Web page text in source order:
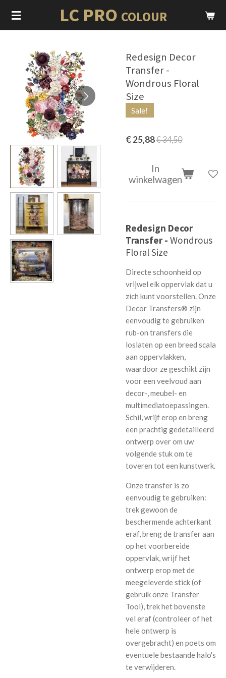
Ga
direct
hoofdinhoud
LC PRO COLOUR
Redesign Decor
Transfer -
Wondrous Floral
Size
Sale!
€ 25,88€ 34,50
In
winkelwagen
Redesign Decor
Transfer - Wondrous
Floral Size
Directe schoonheid op
vrijwel elk oppervlak dat u
zich kunt voorstellen. Onze
Decor Transfers® zijn
eenvoudig te gebruiken
rub-on transfers die
loslaten op een breed scala
aan oppervlakken,
waardoor ze geschikt zijn
voor een veelvoud aan
decor-, meubel- en
multimediatoepassingen.
Schil, wrijf erop en breng
een prachtig gedetailleerd
ontwerp over om uw
volgende stuk om te
toveren tot een kunstwerk.
Onze transfer is zo
eenvoudig te gebruiken:
trek gewoon de
beschermende achterkant
eraf, breng de transfer aan
op het voorbereide
oppervlak, wrijf het
ontwerp erop met de
meegeleverde stick (of
gebruik onze Transfer
Tool), trek het bovenste
vel eraf (controleer of het
hele ontwerp is
overgebracht) en poets om
eventuele bestaande halo's
te verwijderen.